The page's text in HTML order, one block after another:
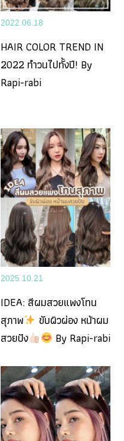
2022.06.18
HAIR COLOR TREND IN
2022 ทำวนไปทั้งปี! By
Rapi-rabi
2025.10.21
IDEA: สีผมสวยแพงโทน
สุภาพ
ขับผิวผ่อง หน้าผม
สวยปัง
By Rapi-rabi